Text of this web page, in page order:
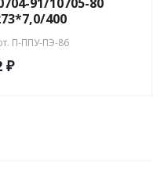
400
П-ППУ-ПЭ-86
₽